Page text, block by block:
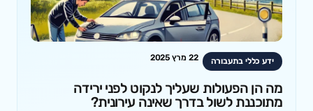
ידע כללי בתעבורה 22 מרץ 2025
מה הן הפעולות שעליך לנקוט לפני ירידה
מתוכננת לשול בדרך שאינה עירונית?